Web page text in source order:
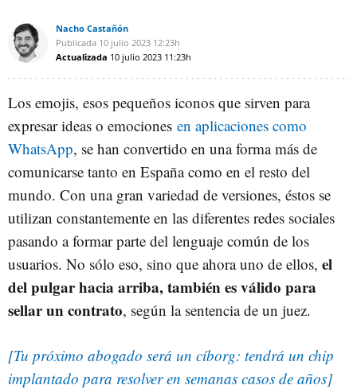
Nacho Castañón
Publicada 10 julio 2023 12:23h
Actualizada 10 julio 2023 11:23h
Los emojis, esos pequeños iconos que sirven para
expresar ideas o emociones en aplicaciones como
WhatsApp, se han convertido en una forma más de
comunicarse tanto en España como en el resto del
mundo. Con una gran variedad de versiones, éstos se
utilizan constantemente en las diferentes redes sociales
pasando a formar parte del lenguaje común de los
usuarios. No sólo eso, sino que ahora uno de ellos, el
del pulgar hacia arriba, también es válido para
sellar un contrato, según la sentencia de un juez.
[Tu próximo abogado será un cíborg: tendrá un chip
implantado para resolver en semanas casos de años]